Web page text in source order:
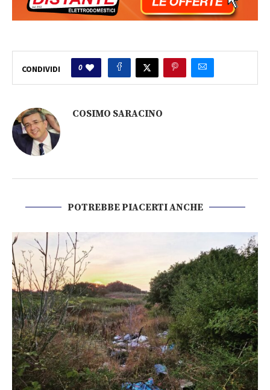
CONDIVIDI 0
COSIMO SARACINO
POTREBBE PIACERTI ANCHE